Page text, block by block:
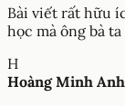
Bài viết rất hữu
học mà ông bà
H
Hoàng Minh Anh